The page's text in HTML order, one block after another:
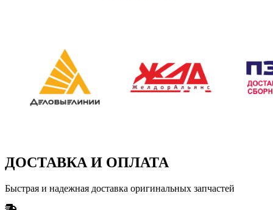
ДОСТАВКА И ОПЛАТА
Быстрая и надежная доставка оригинальных запчастей